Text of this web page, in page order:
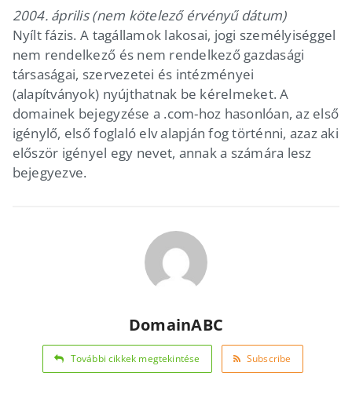
2004. április (nem kötelező érvényű dátum)
Nyílt fázis. A tagállamok lakosai, jogi személyiséggel
nem rendelkező és nem rendelkező gazdasági
társaságai, szervezetei és intézményei
(alapítványok) nyújthatnak be kérelmeket. A
domainek bejegyzése a .com-hoz hasonlóan, az első
igénylő, első foglaló elv alapján fog történni, azaz aki
először igényel egy nevet, annak a számára lesz
bejegyezve.
DomainABC
További cikkek megtekintése Subscribe